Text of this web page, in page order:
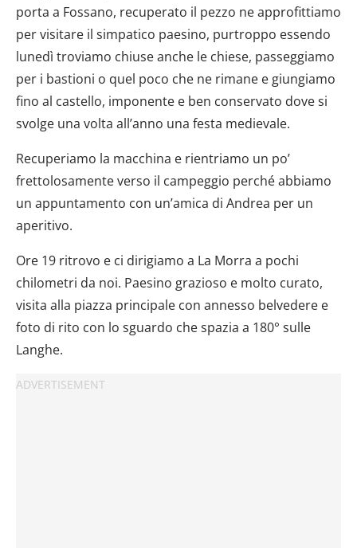
porta a Fossano, recuperato il pezzo ne approfittiamo
per visitare il simpatico paesino, purtroppo essendo
lunedì troviamo chiuse anche le chiese, passeggiamo
per i bastioni o quel poco che ne rimane e giungiamo
fino al castello, imponente e ben conservato dove si
svolge una volta all’anno una festa medievale.
Recuperiamo la macchina e rientriamo un po’
frettolosamente verso il campeggio perché abbiamo
un appuntamento con un’amica di Andrea per un
aperitivo.
Ore 19 ritrovo e ci dirigiamo a La Morra a pochi
chilometri da noi. Paesino grazioso e molto curato,
visita alla piazza principale con annesso belvedere e
foto di rito con lo sguardo che spazia a 180° sulle
Langhe.